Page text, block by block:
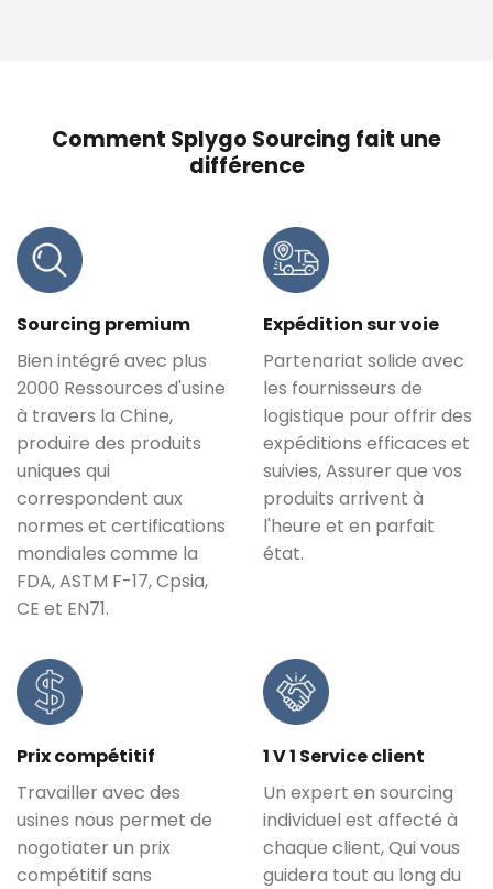
Comment Splygo Sourcing fait une
différence
Sourcing premium
Bien intégré avec plus
2000 Ressources d'usine
à travers la Chine,
produire des produits
uniques qui
correspondent aux
normes et certifications
mondiales comme la
FDA, ASTM F-17, Cpsia,
CE et EN71.
Expédition sur voie
Partenariat solide avec
les fournisseurs de
logistique pour offrir des
expéditions efficaces et
suivies, Assurer que vos
produits arrivent à
l'heure et en parfait
état.
Prix ​​compétitif
Travailler avec des
usines nous permet de
nogotiater un prix
compétitif sans
1 V 1 Service client
Un expert en sourcing
individuel est affecté à
chaque client, Qui vous
guidera tout au long du